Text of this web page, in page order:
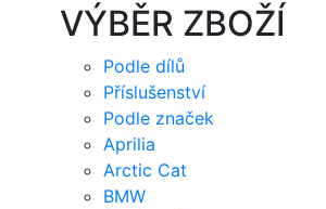
VÝBĚR ZBOŽÍ
Podle dílů
Příslušenství
Podle značek
Aprilia
Arctic Cat
BMW